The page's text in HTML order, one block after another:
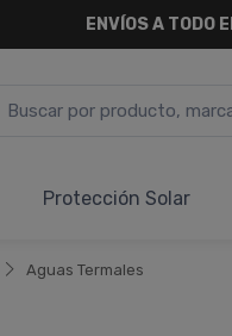
Protección Solar
Aguas Termales